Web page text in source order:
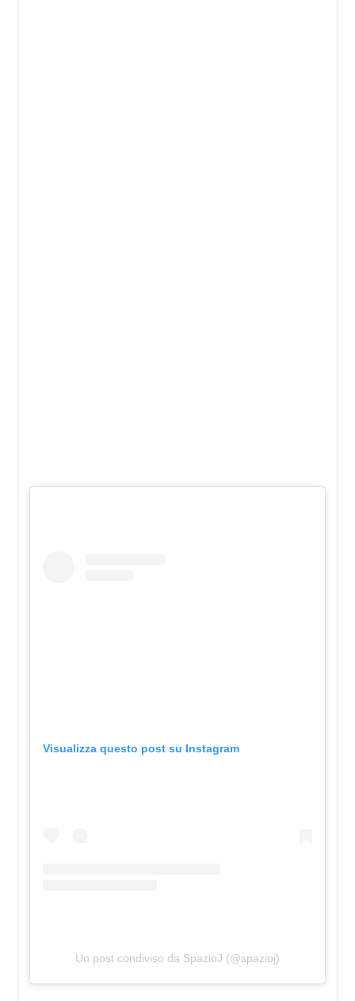
Visualizza questo post su Instagram
Un post condiviso da SpazioJ (@spazioj)